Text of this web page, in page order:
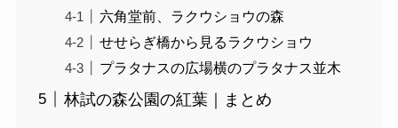
六角堂前、ラクウショウの森
せせらぎ橋から見るラクウショウ
プラタナスの広場横のプラタナス並木
林試の森公園の紅葉｜まとめ